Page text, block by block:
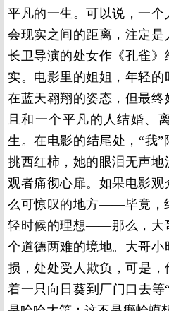
平凡的一生。可以说，一
会现实之间的距离，注定
长卫导演的处女作《孔雀
实。电影里的姐姐，年轻
在蓝天翱翔的姿态，但最
且和一个平凡的人结婚、
生。在电影的结尾处，“我
挑西红柿，她的眼泪无声
观者痛彻心扉。如果电影
么可惊叹的地方——毕竟，
轻时候的理想——那么，大
个道德两难的境地。大哥
损，处处受人欺负，可是
着一只向日葵到厂门口去